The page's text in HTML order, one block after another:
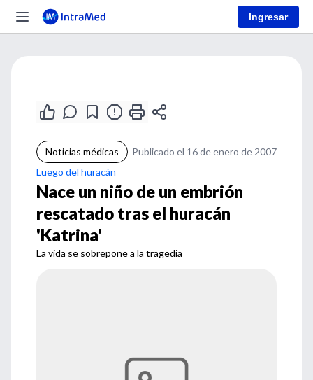
Ingresar
Noticias médicas
Publicado el 16 de enero de 2007
Luego del huracán
Nace un niño de un embrión
rescatado tras el huracán
'Katrina'
La vida se sobrepone a la tragedia